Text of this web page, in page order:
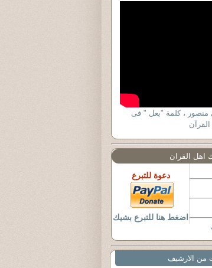
، كلمة "بعل " فى
القرآن
اهل القران
دعوة للتبرع
اضغط هنا للتبرع بشيك
من الارشيف